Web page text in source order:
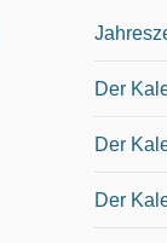
Der
Der
Der